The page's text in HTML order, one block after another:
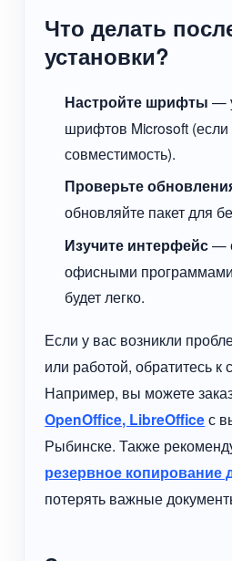
Что делать
установки?
Настройте шрифты —
шрифтов Microsoft (если
совместимость).
Проверьте
обновляйте пакет для
Изучите интерфейс—
офисными
будет легко.
Если у вас возникли
или работой, обратитесь к
Например, вы можете
OpenOffice, LibreOfficeс
Рыбинске. Также
резервное копирование
потерять важные